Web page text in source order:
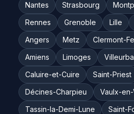
Nantes
Strasbourg
Rennes
Grenoble Lille
Angers
Metz Clermont-
Amiens
Limoges
Caluire-et-Cuire
Saint-Priest
Décines-Charpieu
Vaulx-en-
Tassin-la-Demi-Lune
Saint-